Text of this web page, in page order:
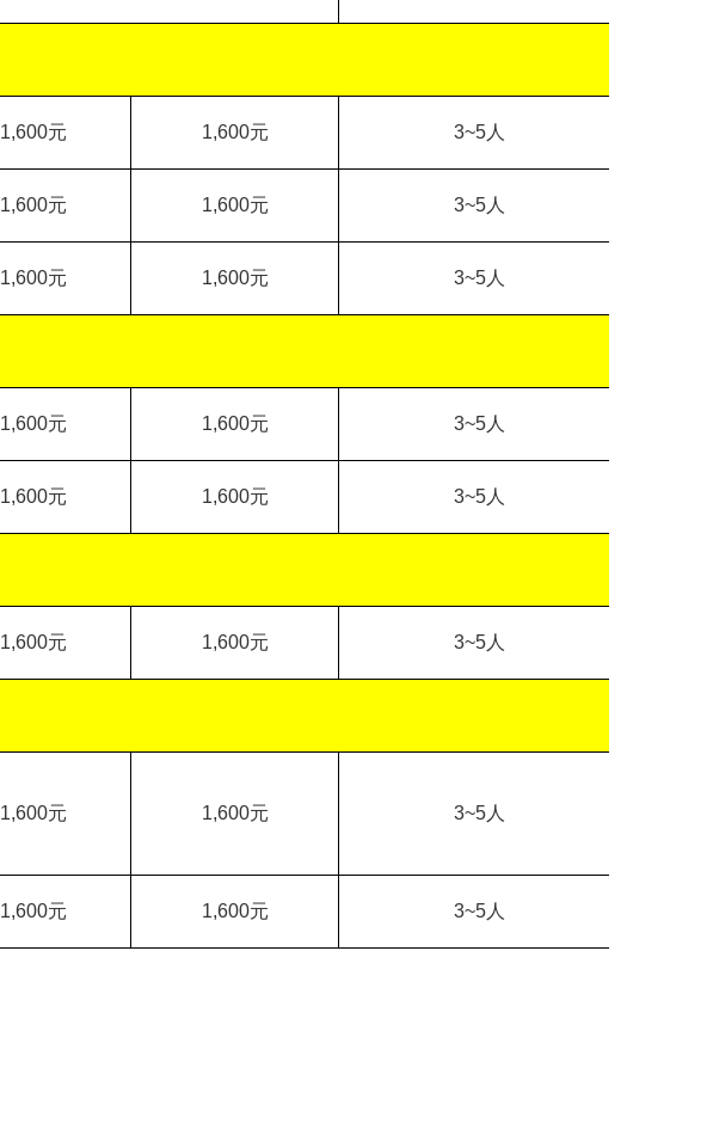
1,600元 1,600元 3~5人
1,600元 1,600元 3~5人
1,600元 1,600元 3~5人
1,600元 1,600元 3~5人
1,600元 1,600元 3~5人
1,600元 1,600元 3~5人
1,600元 1,600元 3~5人
1,600元 1,600元 3~5人